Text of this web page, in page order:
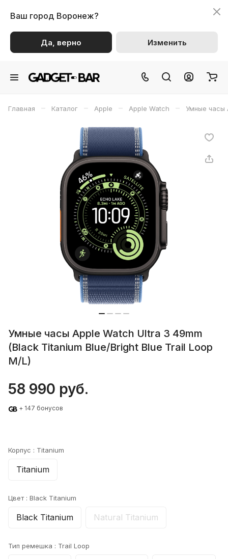
Ваш город Воронеж?
Да, верно Изменить
Главная – Каталог – Apple – Apple Watch – Умные часы
Умные часы Apple Watch Ultra 3 49mm
(Black Titanium Blue/Bright Blue Trail Loop
M/L)
58 990 руб.
+ 147 бонусов
Корпус : Titanium
Titanium
Цвет : Black Titanium
Black Titanium Natural Titanium
Тип ремешка : Trail Loop